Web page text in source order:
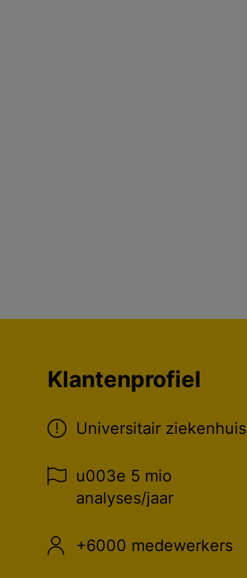
Klantenprofiel
Universitair ziekenhuis
u003e 5 mio
analyses/jaar
+6000 medewerkers